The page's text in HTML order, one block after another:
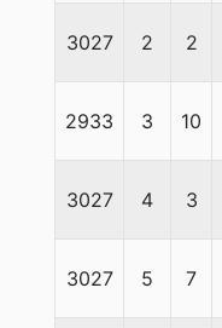
3027 2 2
2933 3 10
3027 4 3
3027 5 7